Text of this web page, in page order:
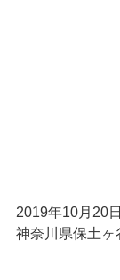
2019年10月20
神奈川県保土